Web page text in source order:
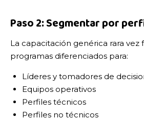
Paso 2: Segmentar por
La capacitación genérica rara vez
programas diferenciados para:
Líderes y tomadores de
Equipos operativos
Perfiles técnicos
Perfiles no técnicos